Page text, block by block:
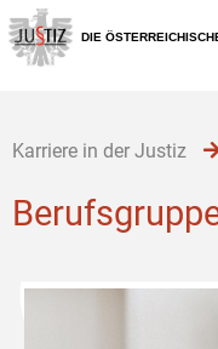
Zur
Hauptnavigation
[1]
Zum
Inhalt
[2]
Zum
Untermenü
[3]
DIE
Karriere in der Justiz